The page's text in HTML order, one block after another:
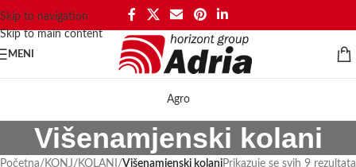
Skip to navigation
Skip to main content
MENI
Agro
Višenamjenski kolani
Početna/ KONJ/ KOLANI /Višenamjenski kolaniPrikazuje se svih 9 rezultata